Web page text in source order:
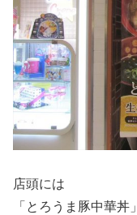
店頭には
「とろうま豚中華丼」